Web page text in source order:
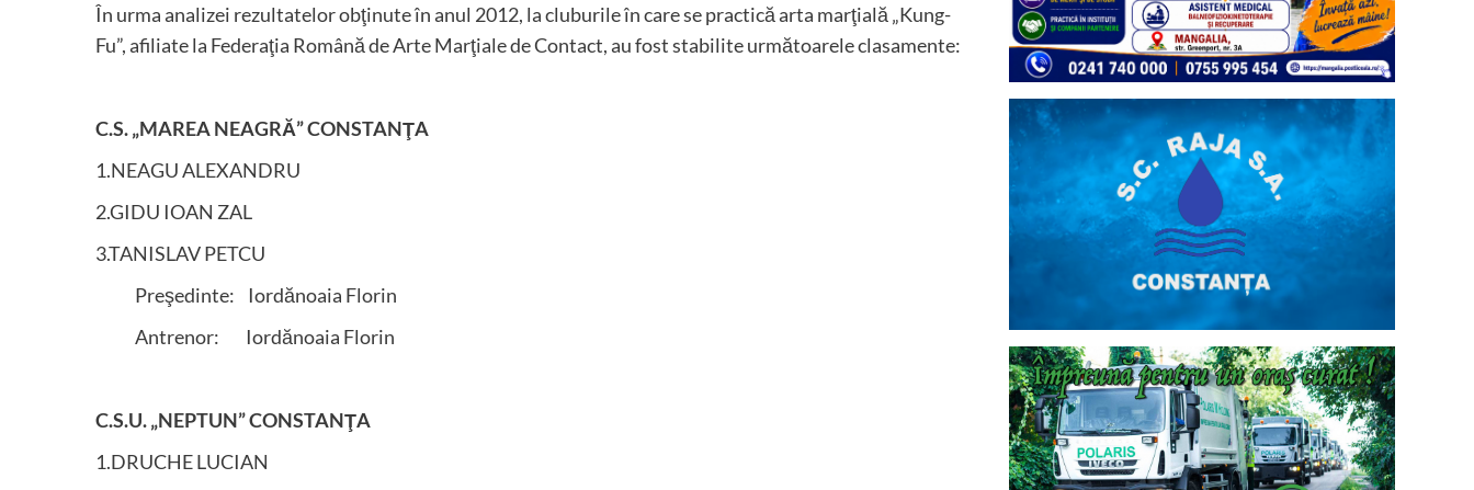
În urma analizei rezultatelor obţinute în anul 2012, la cluburile în care se practică arta marţială „Kung-
Fu”, afiliate la Federaţia Română de Arte Marţiale de Contact, au fost stabilite următoarele clasamente:
C.S. „MAREA NEAGRĂ” CONSTANŢA
1.NEAGU ALEXANDRU
2.GIDU IOAN ZAL
3.TANISLAV PETCU
Preşedinte: Iordănoaia Florin
Antrenor: Iordănoaia Florin
C.S.U. „NEPTUN” CONSTANŢA
1.DRUCHE LUCIAN